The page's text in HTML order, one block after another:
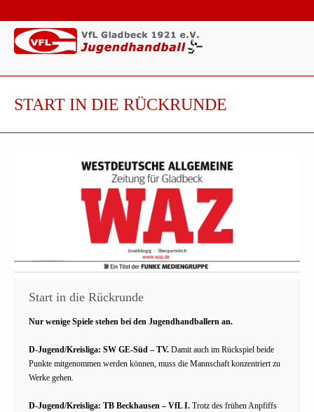
START IN DIE RÜCKRUNDE
Start in die Rückrunde
Nur wenige Spiele stehen bei den Jugendhandballern an.
D-Jugend/Kreisliga: SW GE-Süd – TV. Damit auch im Rückspiel beide
Punkte mitgenommen werden können, muss die Mannschaft konzentriert zu
Werke gehen.
D-Jugend/Kreisliga: TB Beckhausen – VfL I. Trotz des frühen Anpfiffs